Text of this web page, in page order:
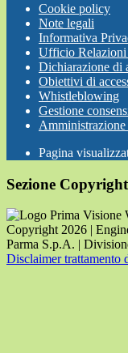
Cookie policy
Note legali
Informativa
Ufficio
Dichiarazione di
Obiettivi di
Whistleblowing
Gestione
Amministrazione
Pagina
Sezione Copyright
Copyright 2026 |
Parma S.p.A. |
Disclaimer trattamento